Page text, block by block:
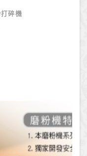
碎機